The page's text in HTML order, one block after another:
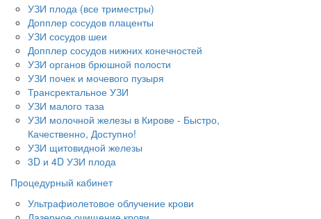
УЗИ плода (все триместры)
Допплер сосудов плаценты
УЗИ сосудов шеи
Допплер сосудов нижних конечностей
УЗИ органов брюшной полости
УЗИ почек и мочевого пузыря
Трансректальное УЗИ
УЗИ малого таза
УЗИ молочной железы в Кирове - Быстро,
Качественно, Доступно!
УЗИ щитовидной железы
3D и 4D УЗИ плода
Процедурный кабинет
Ультрафиолетовое облучение крови